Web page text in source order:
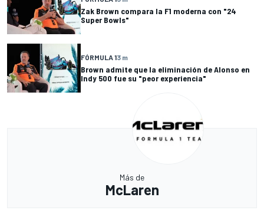
Zak Brown compara la F1 moderna con "24
Super Bowls"
FÓRMULA 13 m
Brown admite que la eliminación de Alonso en
Indy 500 fue su "peor experiencia"
Más de
McLaren